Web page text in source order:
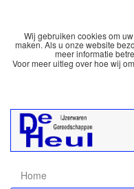
Wij gebruiken cookies om
maken. Als u onze website
meer informatie
Voor meer uitleg over hoe wij
Home